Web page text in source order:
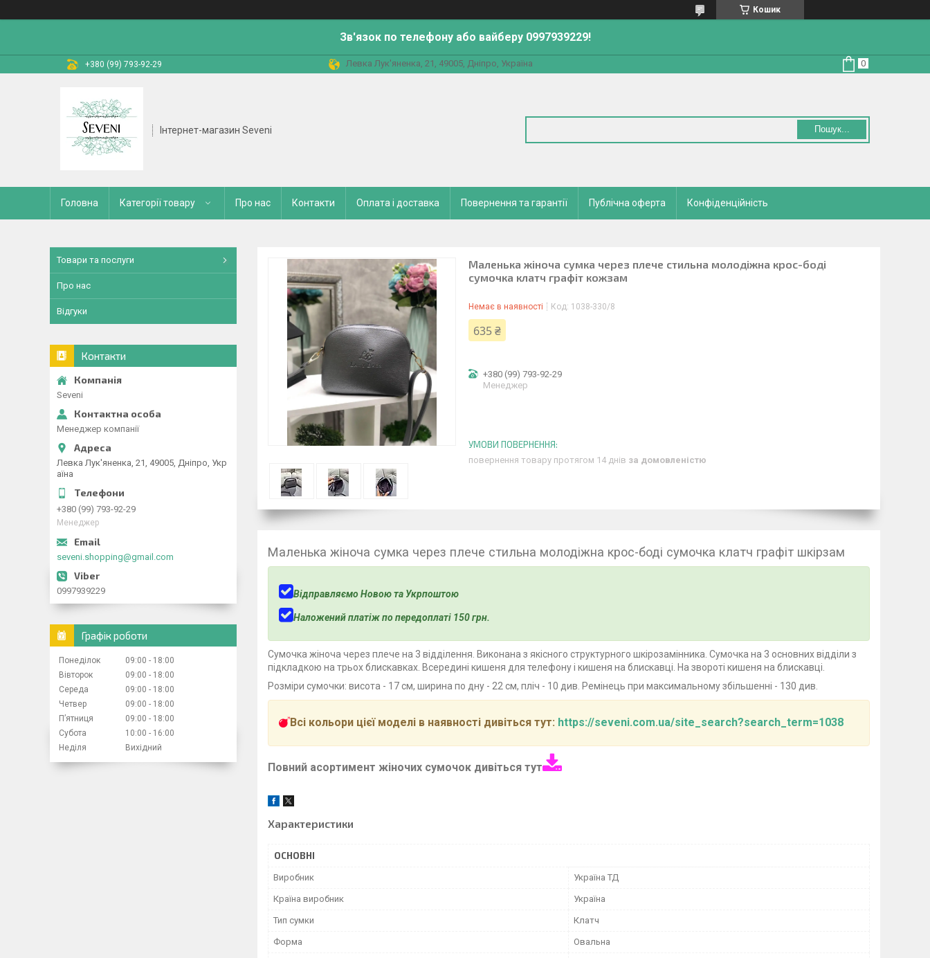
Кошик
Зв'язок по телефону або вайберу 0997939229!
+380 (99) 793-92-29 Левка Лук'яненка, 21, 49005, Дніпро, Україна
Інтернет-магазин Seveni Пошук...
Головна Категорії товару Про нас Контакти Оплата і доставка Повернення та гарантії Публічна оферта Конфіденційність
Маленька жіноча сумка через плече стильна молодіжна крос-боді
сумочка клатч графіт кожзам
Немає в наявності Код: 1038-330/8
635 ₴
+380 (99) 793-92-29
Менеджер
повернення товару протягом 14 днів за домовленістю
Маленька жіноча сумка через плече стильна молодіжна крос-боді сумочка клатч графіт шкірзам
Відправляємо Новою та Укрпоштою
Наложений платіж по передоплаті 150 грн.
Сумочка жіноча через плече на 3 відділення. Виконана з якісного структурного шкірозамінника. Сумочка на 3 основних відділи з
підкладкою на трьох блискавках. Всередині кишеня для телефону і кишеня на блискавці. На звороті кишеня на блискавці.
Розміри сумочки: висота - 17 см, ширина по дну - 22 см, пліч - 10 див. Ремінець при максимальному збільшенні - 130 див.
Всі кольори цієї моделі в наявності дивіться тут: https://seveni.com.ua/site_search?search_term=1038
Повний асортимент жіночих сумочок дивіться тут
Характеристики
ОСНОВНІ
Виробник Україна ТД
Країна виробник Україна
Тип сумки Клатч
Форма Овальна
Товари та послуги
Про нас
Відгуки
Контакти
Seveni
Менеджер компанії
Левка Лук'яненка, 21, 49005, Дніпро, Укр
аїна
+380 (99) 793-92-29
Менеджер
seveni.shopping@gmail.com
0997939229
Графік роботи
Понеділок 09:00
18:00
Вівторок
09:00
18:00
Середа
09:00
18:00
Четвер
09:00
18:00
Пʼятниця
09:00
18:00
Субота
10:00
16:00
Неділя
Вихідний